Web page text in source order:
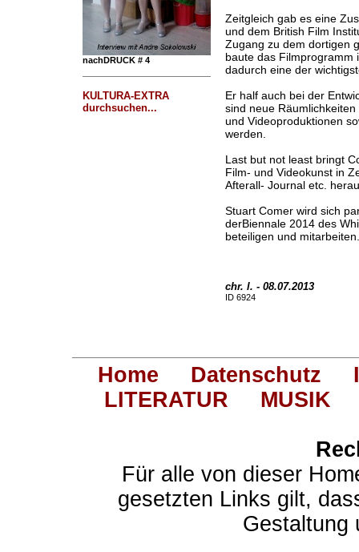
nachDRUCK # 4
KULTURA-EXTRA
durchsuchen...
Zeitgleich gab es eine
und dem British Film
Zugang zu dem dortigen
baute das Filmprogramm
dadurch eine der
Er half auch bei der
sind neue
und Videoproduktionen
werden.
Last but not least bringt
Film- und Videokunst in
Afterall- Journal etc.
Stuart Comer wird sich
derBiennale 2014 des
beteiligen und mitarbeiten.
chr. l. - 08.07.2013
ID 6924
Home Datenschutz
LITERATUR
MUSIK
Für alle von dieser
gesetzten Links gilt,
Gestaltung